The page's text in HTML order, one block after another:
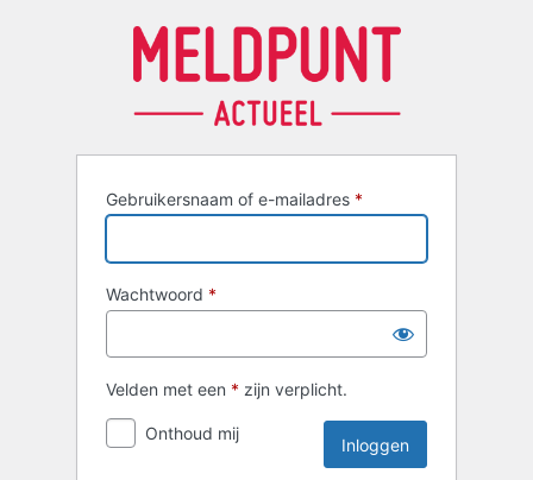
Gebruikersnaam of e-mailadres *
Wachtwoord *
Velden met een * zijn verplicht.
Onthoud mij